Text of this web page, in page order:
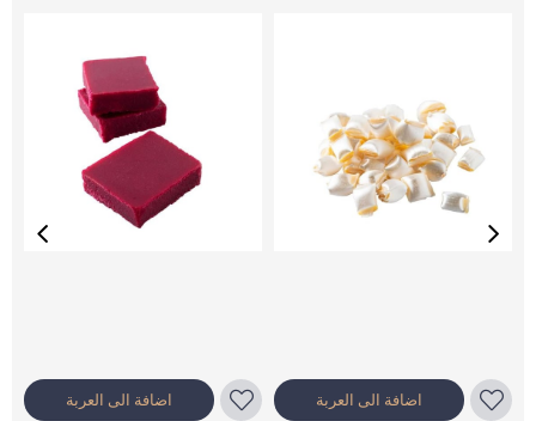
اضافة الى العربة اضافة الى العربة